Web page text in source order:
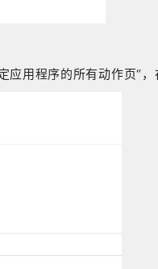
用程序的所有动作页“